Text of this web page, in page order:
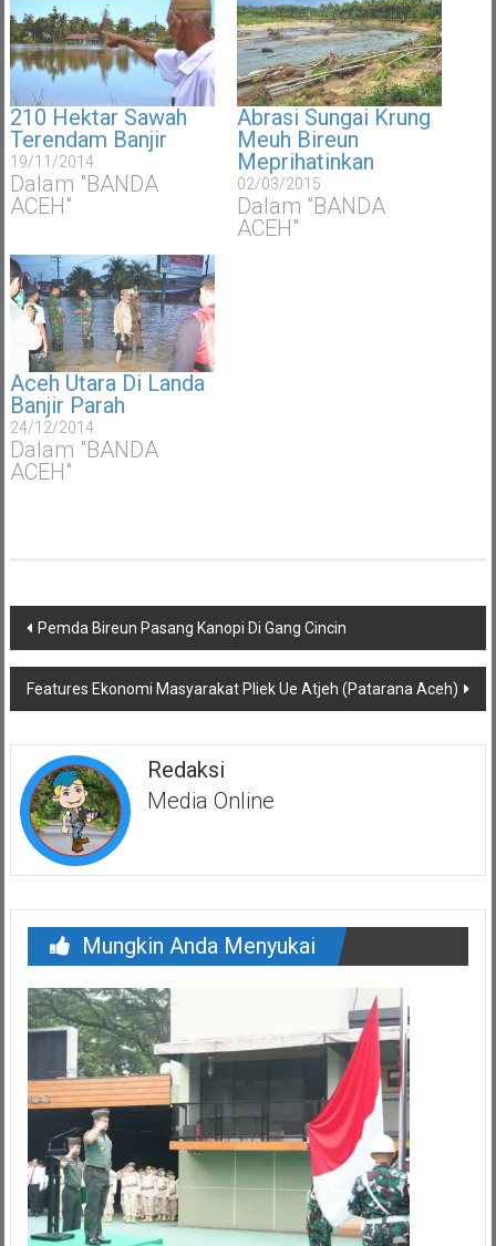
210 Hektar Sawah
Terendam Banjir
19/11/2014
Dalam "BANDA
ACEH"
Abrasi Sungai Krung
Meuh Bireun
Meprihatinkan
02/03/2015
Dalam "BANDA
ACEH"
Aceh Utara Di Landa
Banjir Parah
24/12/2014
Dalam "BANDA
ACEH"
Navigasi
pos
Pemda Bireun Pasang Kanopi Di Gang Cincin
Features Ekonomi Masyarakat Pliek Ue Atjeh (Patarana Aceh)
Redaksi
Media Online
Mungkin Anda Menyukai